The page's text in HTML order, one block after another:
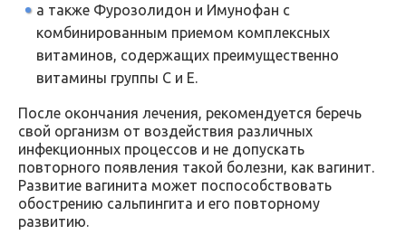
а также Фурозолидон и Имунофан с
комбинированным приемом комплексных
витаминов, содержащих преимущественно
витамины группы С и Е.
После окончания лечения, рекомендуется беречь
свой организм от воздействия различных
инфекционных процессов и не допускать
повторного появления такой болезни, как вагинит.
Развитие вагинита может поспособствовать
обострению сальпингита и его повторному
развитию.